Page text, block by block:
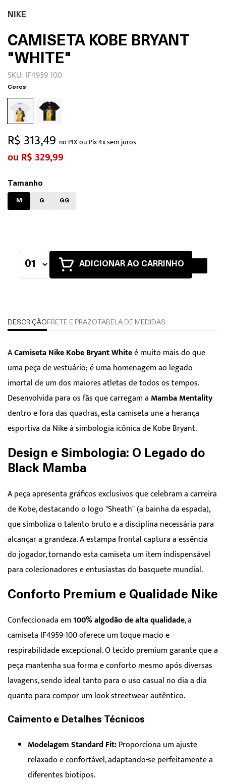
NIKE
CAMISETA KOBE BRYANT
"WHITE"
SKU: IF4959 100
Cores
R$ 313,49 no PIX ou Pix 4x sem juros
R$ 329,99
Tamanho
M G GG
ADICIONAR AO CARRINHO
DESCRIÇÃO FRETE E PRAZOTABELA DE MEDIDAS
ACamiseta Nike Kobe Bryant Whiteé muito mais do que
uma peça de vestuário; é uma homenagem ao legado
imortal de um dos maiores atletas de todos os tempos.
Desenvolvida para os fãs que carregam a Mamba Mentality
dentro e fora das quadras, esta camiseta une a herança
esportiva da Nike à simbologia icônica de Kobe Bryant.
Design e Simbologia: O Legado do
Black Mamba
A peça apresenta gráficos exclusivos que celebram a carreira
de Kobe, destacando o logo "Sheath" (a bainha da espada),
que simboliza o talento bruto e a disciplina necessária para
alcançar a grandeza. A estampa frontal captura a essência
do jogador, tornando esta camiseta um item indispensável
para colecionadores e entusiastas do basquete mundial.
Conforto Premium e Qualidade Nike
Confeccionada em100% algodão de alta qualidade, a
camiseta IF4959-100 oferece um toque macio e
respirabilidade excepcional. O tecido premium garante que a
peça mantenha sua forma e conforto mesmo após diversas
lavagens, sendo ideal tanto para o uso casual no dia a dia
quanto para compor um look streetwear autêntico.
Caimento e Detalhes Técnicos
Modelagem Standard Fit:Proporciona um ajuste
relaxado e confortável, adaptando-se perfeitamente a
diferentes biotipos.